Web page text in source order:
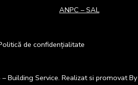
ANPC – SAL
de confidențialitate
– Building Service. Realizat si promovat By